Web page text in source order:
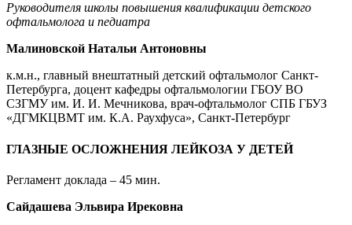
Руководителя школы повышения квалификации детского
офтальмолога и педиатра
Малиновской Натальи Антоновны
к.м.н., главный внештатный детский офтальмолог Санкт-
Петербурга, доцент кафедры офтальмологии ГБОУ ВО
СЗГМУ им. И. И. Мечникова, врач-офтальмолог СПБ ГБУЗ
«ДГМКЦВМТ им. К.А. Раухфуса», Санкт-Петербург
ГЛАЗНЫЕ ОСЛОЖНЕНИЯ ЛЕЙКОЗА У ДЕТЕЙ
Регламент доклада – 45 мин.
Сайдашева Эльвира Ирековна